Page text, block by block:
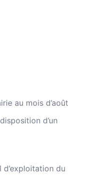
au mois d’août
d’un
d’exploitation du